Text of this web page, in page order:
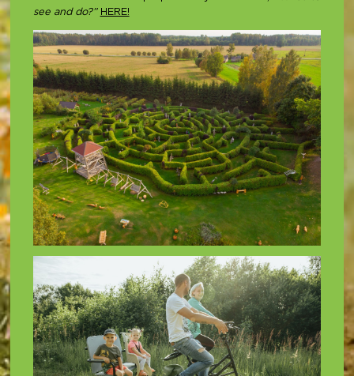
see and do?” HERE!